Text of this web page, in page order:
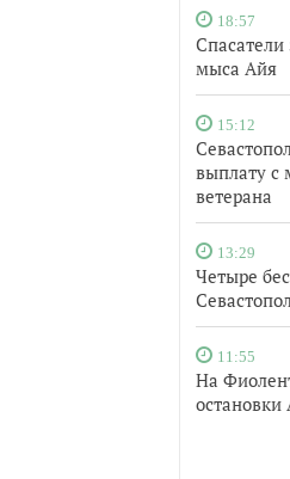
18:57
Спасатели
мыса Айя
15:12
выплату с
ветерана
13:29
Четыре
11:55
На
остановки